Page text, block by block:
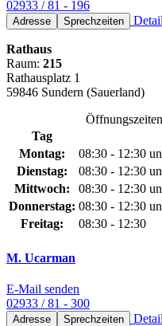
02933 / 81 - 196
Adresse Sprechzeiten
Rathaus
Raum: 215
Rathausplatz 1
59846 Sundern (Sauerland)
Öffnungszeiten
Tag
Montag:
08:30 - 12:30
Dienstag:
08:30 - 12:30
Mittwoch:
08:30 - 12:30
Donnerstag: 08:30 - 12:30
Freitag:
08:30 - 12:30
M. Ucarman
E-Mail senden
02933 / 81 - 300
Adresse Sprechzeiten